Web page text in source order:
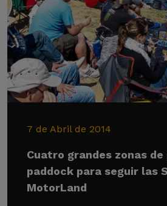
7 de Abril de 2014
Cuatro grandes zonas
paddock para seguir las
MotorLand